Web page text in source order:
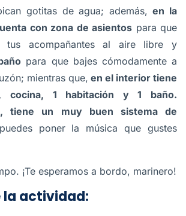
gotitas de agua; además, en la
con zona de asientos para que
tus acompañantes al aire libre y
para que bajes cómodamente a
mientras que, en el interior tiene
cocina, 1 habitación y 1 baño.
tiene un muy buen sistema de
poner la música que gustes
¡Te esperamos a bordo, marinero!
la actividad: